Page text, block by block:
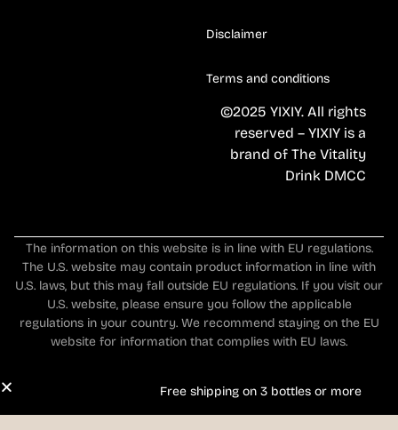
Disclaimer
Terms and conditions
©2025 YIXIY. All rights
reserved – YIXIY is a
brand of The Vitality
Drink DMCC
The information on this website is in line with EU regulations.
The U.S. website may contain product information in line with
U.S. laws, but this may fall outside EU regulations. If you visit our
U.S. website, please ensure you follow the applicable
regulations in your country. We recommend staying on the EU
website for information that complies with EU laws.
Free shipping on 3 bottles or more